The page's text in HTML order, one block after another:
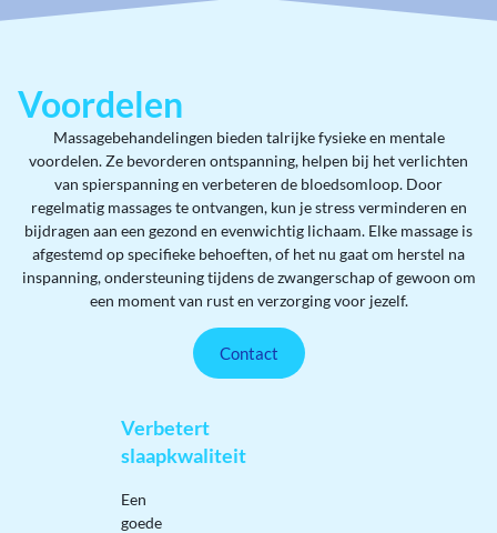
Voordelen
Massagebehandelingen bieden talrijke fysieke en mentale
voordelen. Ze bevorderen ontspanning, helpen bij het verlichten
van spierspanning en verbeteren de bloedsomloop. Door
regelmatig massages te ontvangen, kun je stress verminderen en
bijdragen aan een gezond en evenwichtig lichaam. Elke massage is
afgestemd op specifieke behoeften, of het nu gaat om herstel na
inspanning, ondersteuning tijdens de zwangerschap of gewoon om
een moment van rust en verzorging voor jezelf.
Contact
Verbetert
slaapkwaliteit
Een
goede